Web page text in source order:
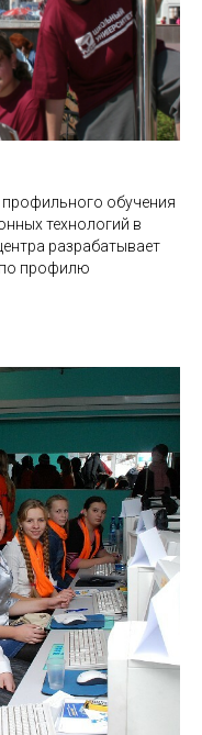
обучения
технологий в
разрабатывает
по профилю